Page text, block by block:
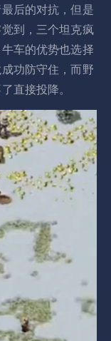
后的对抗，但是
到，三个坦克疯
车的优势也选择
功防守住，而野
直接投降。